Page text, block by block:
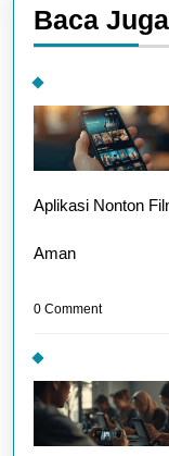
Baca
Aplikasi Nonton
Aman
0 Comment